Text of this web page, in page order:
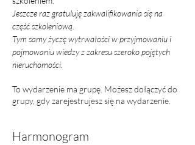
Jeszcze raz gratuluję zakwalifikowania się na
część szkoleniową.
Tym samy życzę wytrwałości w przyjmowaniu i
pojmowaniu wiedzy z zakresu szeroko pojętych
nieruchomości.
To wydarzenie ma grupę. Możesz dołączyć do
grupy, gdy zarejestrujesz się na wydarzenie.
Harmonogram